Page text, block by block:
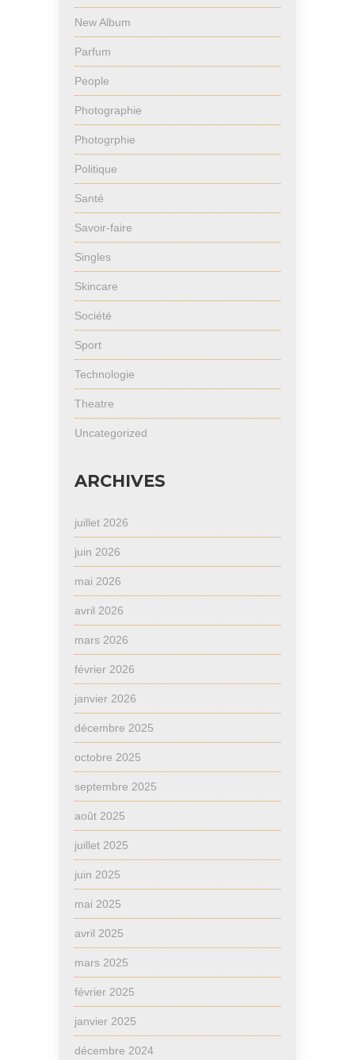
New Album
Parfum
People
Photographie
Photogrphie
Politique
Santé
Savoir-faire
Singles
Skincare
Société
Sport
Technologie
Theatre
Uncategorized
ARCHIVES
juillet 2026
juin 2026
mai 2026
avril 2026
mars 2026
février 2026
janvier 2026
décembre 2025
octobre 2025
septembre 2025
août 2025
juillet 2025
juin 2025
mai 2025
avril 2025
mars 2025
février 2025
janvier 2025
décembre 2024